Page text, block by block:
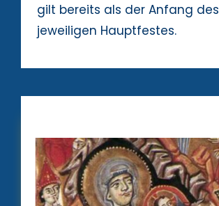
gilt bereits als der Anfang des
jeweiligen Hauptfestes.